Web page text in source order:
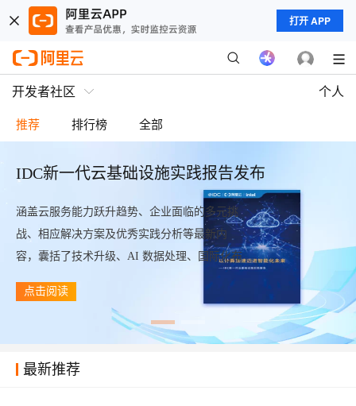
打开 APP
开发者社区 个人
推荐 排行榜 全部
IDC新一代云基础设施实践报告发布
涵盖云服务能力跃升趋势、企业面临的多元挑
战、相应解决方案及优秀实践分析等最新内
容，囊括了技术升级、AI 数据处理、国际化布
点击阅读
最新推荐